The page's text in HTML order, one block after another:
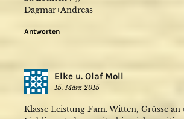
Dagmar+Andreas
Antworten
Elke u. Olaf Moll
15. März 2015
Klasse Leistung Fam. Witten, Grüsse an